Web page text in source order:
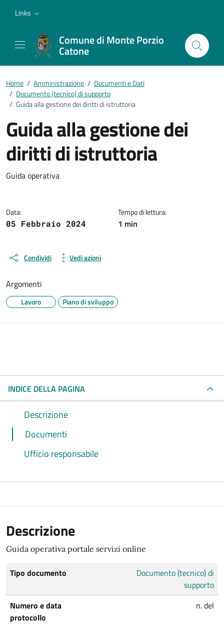
Links
Comune di Monte Porzio
Catone
Home / Amministrazione / Documenti e Dati
/ Documento (tecnico) di supporto
/ Guida alla gestione dei diritti di istruttoria
Guida alla gestione dei
diritti di istruttoria
Dettagli del documento
Guida operativa
Data:
05 Febbraio 2024
Tempo di lettura:
1 min
Condividi Vedi azioni
Argomenti
Lavoro Piano di sviluppo
INDICE DELLA PAGINA
Descrizione
Documenti
Ufficio responsabile
Descrizione
Guida operativa portale servizi online
Tipo documento
Documento (tecnico) di
supporto
Numero e data
protocollo
n. del